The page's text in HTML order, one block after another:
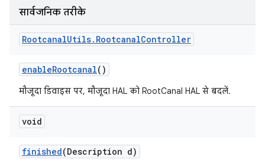
सार्वजनिक तरीके
RootcanalUtils. RootcanalController
enableRootcanal()
मौजूदा डिवाइस पर, मौजूदा HAL को RootCanal HAL से बदलें.
void
finished(Description d)